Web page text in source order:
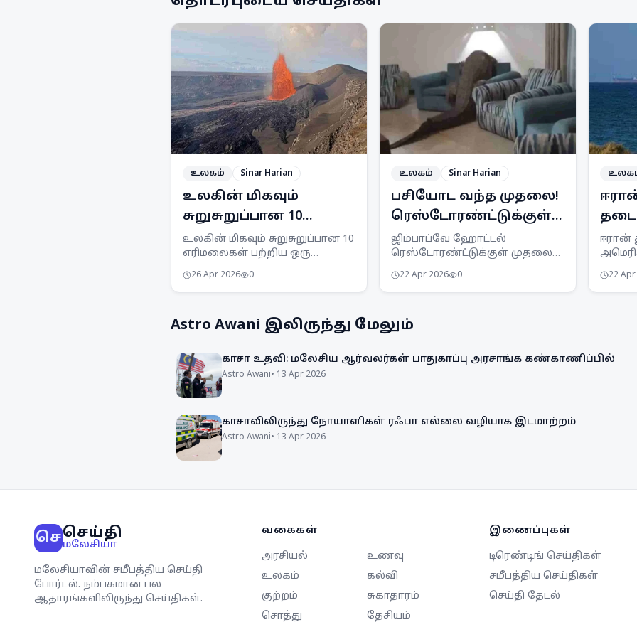
உலகம் Sinar Harian
உலகின் மிகவும்
சுறுசுறுப்பான 10
எரிமலைகள்: ஒரு
கண்ணோட்டம்
உலகின் மிகவும் சுறுசுறுப்பான 10
எரிமலைகள் பற்றிய ஒரு
சுருக்கமான கண்ணோட்டம்.
இவை ஏன் ஆபத்தானவை
26 Apr 2026 0
உலகம் Sinar Harian
பசியோட வந்த முதலை!
ரெஸ்டோரண்ட்டுக்குள்ள
நுழைஞ்சதால பரபரப்பு!
ஜிம்பாப்வே ஹோட்டல்
ரெஸ்டோரண்ட்டுக்குள் முதலை
புகுந்ததால் பரபரப்பு.
வனவிலங்கு அதிகாரிகள் வந்து
22 Apr 2026 0
ஈரான்
22 Apr
Astro Awani இலிருந்து மேலும்
காசா உதவி: மலேசிய ஆர்வலர்கள் பாதுகாப்பு அரசாங்க கண்காணிப்பில்
Astro Awani• 13 Apr 2026
காசாவிலிருந்து நோயாளிகள் ரஃபா எல்லை வழியாக இடமாற்றம்
Astro Awani• 13 Apr 2026
செசெய்தி
மலேசியா
மலேசியாவின் சமீபத்திய செய்தி
போர்டல். நம்பகமான பல
ஆதாரங்களிலிருந்து செய்திகள்.
வகைகள்
அரசியல்
உணவு
உலகம்
கல்வி
குற்றம்
சுகாதாரம்
சொத்து
தேசியம்
இணைப்புகள்
டிரெண்டிங் செய்திகள்
சமீபத்திய செய்திகள்
செய்தி தேடல்